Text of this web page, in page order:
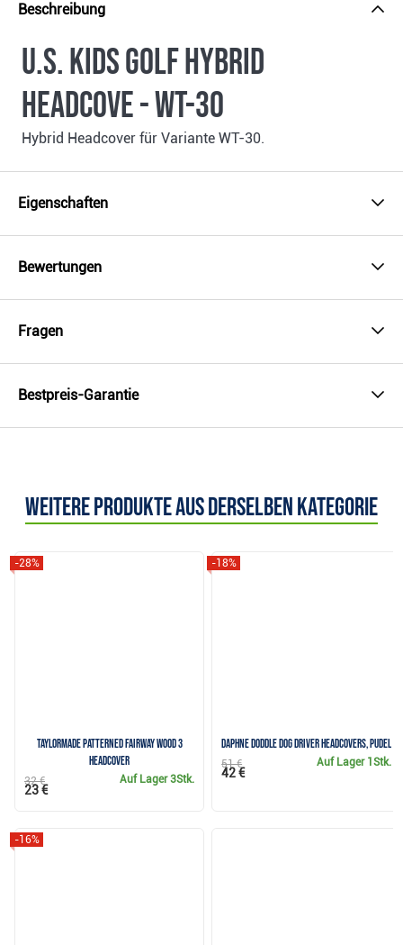
Beschreibung
U.S. Kids Golf Hybrid
Headcove - WT-30
Hybrid Headcover für Variante WT-30.
Eigenschaften
Bewertungen
Fragen
Bestpreis-Garantie
Weitere Produkte aus derselben Kategorie
TaylorMade Patterned Fairway Wood 3
Headcover
-28%
Auf Lager3Stk.
32 €
23 €
Daphne Doddle Dog Driver Headcovers, Pudel
-18%
Auf Lager 1Stk.
51 €
42 €
-16%